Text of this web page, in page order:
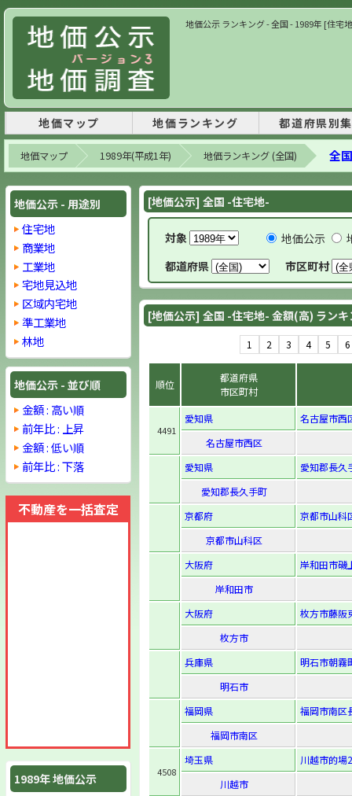
地価公示 ランキング - 全国 - 1989年 [住宅
地価マップ 地価ランキング 都道府県別
地価マップ 1989年(平成1年) 地価ランキング (全国) 全
地価公示 - 用途別
住宅地
商業地
工業地
宅地見込地
区域内宅地
準工業地
林地
地価公示 - 並び順
金額 : 高い順
前年比 : 上昇
金額 : 低い順
前年比 : 下落
不動産を一括査定
1989年 地価公示
[地価公示] 全国 -住宅地-
対象 地価公示
都道府県
市区町村
[地価公示] 全国 -住宅地- 金額(高) ラン
1 2 3 4 5 6
順位
都道府県
市区町村
4491
愛知県
名古屋市西
名古屋市西区
愛知県
愛知郡長久
愛知郡長久手町
京都府
京都市山科
京都市山科区
大阪府
岸和田市磯
岸和田市
大阪府
枚方市藤阪
枚方市
兵庫県
明石市朝霧
明石市
福岡県
福岡市南区
福岡市南区
4508
埼玉県
川越市的場
川越市